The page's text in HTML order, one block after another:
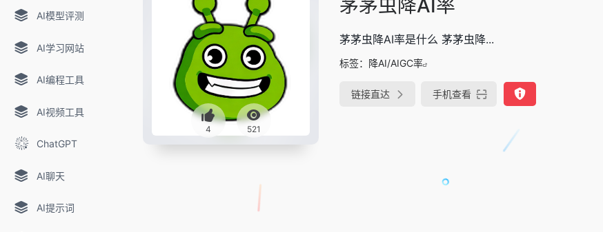
AI模型评测
AI学习网站
AI编程工具
AI视频工具
ChatGPT
AI聊天
AI提示词
4 521
茅茅虫降AI率
茅茅虫降AI率是什么 茅茅虫降...
标签： 降AI/AIGC率
链接直达 手机查看